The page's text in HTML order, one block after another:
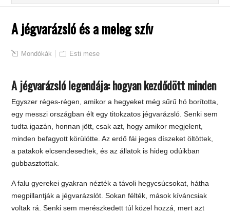
A jégvarázsló és a meleg szív
Mondókák Esti mese
A jégvarázsló legendája: hogyan kezdődött minden
Egyszer réges-régen, amikor a hegyeket még sűrű hó borította,
egy messzi országban élt egy titokzatos jégvarázsló. Senki sem
tudta igazán, honnan jött, csak azt, hogy amikor megjelent,
minden befagyott körülötte. Az erdő fái jeges díszeket öltöttek,
a patakok elcsendesedtek, és az állatok is hideg odúikban
gubbasztottak.
A falu gyerekei gyakran nézték a távoli hegycsúcsokat, hátha
megpillantják a jégvarázslót. Sokan félték, mások kíváncsiak
voltak rá. Senki sem merészkedett túl közel hozzá, mert azt